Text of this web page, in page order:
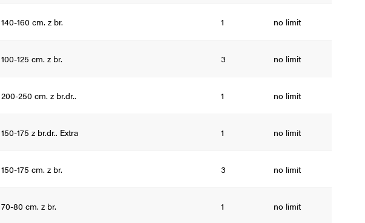
140-160 cm. z br. 1 no limit
100-125 cm. z br. 3 no limit
200-250 cm. z br.dr.. 1 no limit
150-175 z br.dr.. Extra 1 no limit
150-175 cm. z br. 3 no limit
70-80 cm. z br. 1 no limit